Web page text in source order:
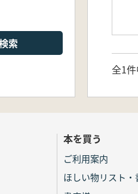
索
全1
本を買う
ご利用案内
ほしい物リスト・